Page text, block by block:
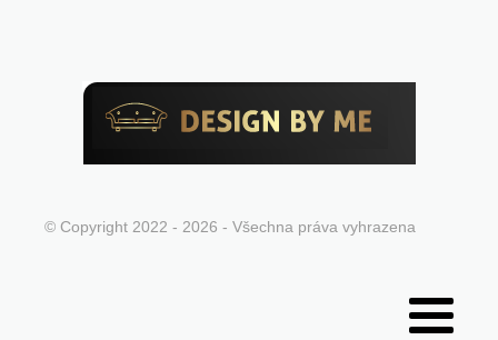
© Copyright 2022 - 2026 - Všechna práva vyhrazena